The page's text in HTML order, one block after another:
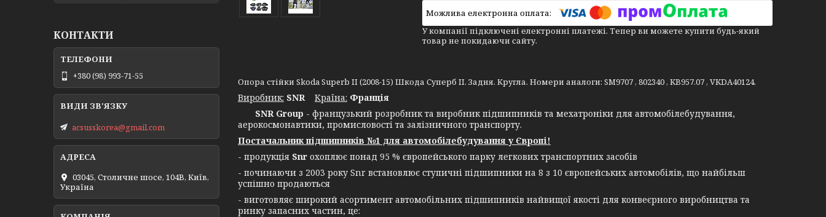
У компанії підключені електронні платежі. Тепер ви можете купити будь-який
товар не покидаючи сайту.
Опора стійки Skoda Superb II (2008-15) Шкода Суперб II. Задня. Кругла. Номери аналоги: SM9707 , 802340 , KB957.07 , VKDA40124.
Виробник: SNR Крaїна: Франція
SNR Group - французький розробник та виробник підшипників та мехатроніки для автомобілебудування,
аерокосмонавтики, промисловості та залізничного транспорту.
Постачальник підшипників №1 для автомобілебудування у Європі!
- продукція Snr охоплює понад 95 % європейського парку легкових транспортних засобів
- починаючи з 2003 року Snr встановлює ступичні підшипники на 8 з 10 європейських автомобілів, що найбільш
успішно продаються
- виготовляє широкий асортимент автомобільних підшипників найвищої якості для конвеєрного виробництва та
ринку запасних частин, це:
КОНТАКТИ
+380 (98) 993-71-55
acsusskorea@gmail.com
03045, Столичне шосе, 104B, Київ,
Україна